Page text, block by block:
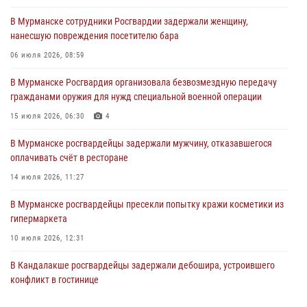
30 июля 2026, 14:09
В Управлении Росгвардии по Мурманской области прошло пожарно-
30 июля 2026, 14:05
В Управлении Росгвардии по Мурманской области состоялось
равноапостольного великого князя Владимира
29 июля 2026, 12:17 4
баре на улице Орликовой
29 июля 2026, 09:34
В Мурманске сотрудники Росгвардии задержали женщину,
нанесшую повреждения посетителю бара
06 июля 2026, 08:59
В Мурманске Росгвардия организовала безвозмездную передачу
гражданами оружия для нужд специальной военной операции
15 июля 2026, 06:30 4
В Мурманске росгвардейцы задержали мужчину, отказавшегося
оплачивать счёт в ресторане
14 июля 2026, 11:27
В Мурманске росгвардейцы пресекли попытку кражи косметики из
гипермаркета
10 июля 2026, 12:31
В Кандалакше росгвардейцы задержали дебошира, устроившего
конфликт в гостинице